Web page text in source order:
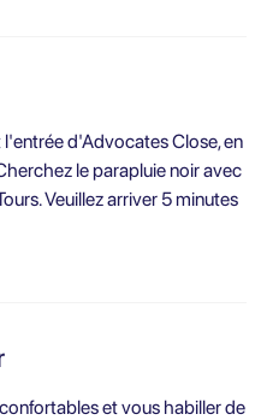
d'Advocates Close, en
le parapluie noir avec
Veuillez arriver 5 minutes
et vous habiller de